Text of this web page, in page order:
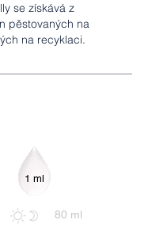
se získává z
pěstovaných na
na recyklaci.
1 ml
80 ml